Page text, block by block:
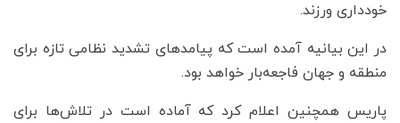
خودداری ورزند.
در این بیانیه آمده است که پیامدهای تشدید نظامی تازه برای
منطقه و جهان فاجعه‌بار خواهد بود.
پاریس همچنین اعلام کرد که آماده است در تلاش‌ها برای